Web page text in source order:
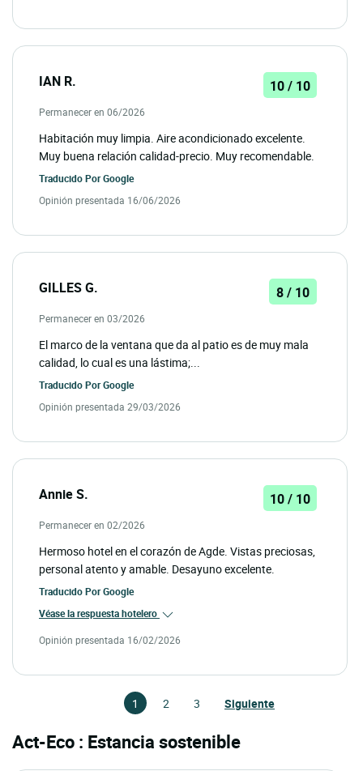
IAN R. 10 / 10
Permanecer en 06/2026
Habitación muy limpia. Aire acondicionado excelente.
Muy buena relación calidad-precio. Muy recomendable.
Traducido PorGoogle
Opinión presentada 16/06/2026
GILLES G. 8 / 10
Permanecer en 03/2026
El marco de la ventana que da al patio es de muy mala
calidad, lo cual es una lástima;...
Traducido PorGoogle
Opinión presentada 29/03/2026
Annie S. 10 / 10
Permanecer en 02/2026
Hermoso hotel en el corazón de Agde. Vistas preciosas,
personal atento y amable. Desayuno excelente.
Traducido PorGoogle
Véase la respuesta hotelero
Opinión presentada 16/02/2026
1 2 3 Siguiente
Act-Eco : Estancia sostenible